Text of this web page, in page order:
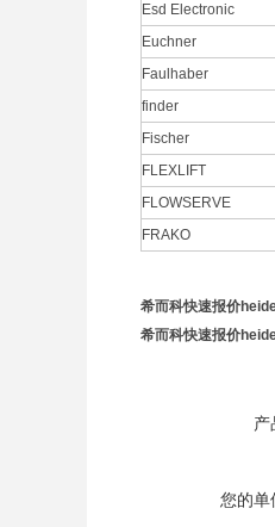
Esd Electronic
Euchner
Faulhaber
finder
Fischer
FLEXLIFT
FLOWSERVE
FRAKO
希而科快速报价
希而科快速报价
产
您的单